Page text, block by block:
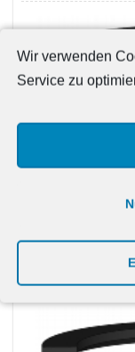
Wir verwenden
Service zu